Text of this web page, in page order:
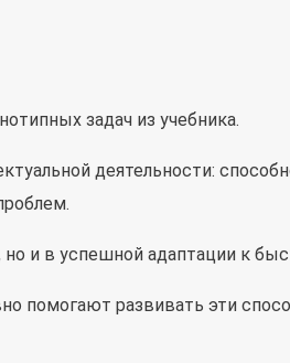
задач из учебника.
деятельности:
и в успешной адаптации к
помогают развивать эти